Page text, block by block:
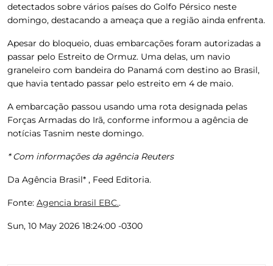
detectados sobre vários países do Golfo Pérsico neste
domingo, destacando a ameaça que a região ainda enfrenta.
Apesar do bloqueio, duas embarcações foram autorizadas a
passar pelo Estreito de Ormuz. Uma delas, um navio
graneleiro com bandeira do Panamá com destino ao Brasil,
que havia tentado passar pelo estreito em 4 de maio.
A embarcação passou usando uma rota designada pelas
Forças Armadas do Irã, conforme informou a agência de
notícias Tasnim neste domingo.
* Com informações da agência Reuters
Da Agência Brasil* , Feed Editoria.
Fonte: Agencia brasil EBC..
Sun, 10 May 2026 18:24:00 -0300